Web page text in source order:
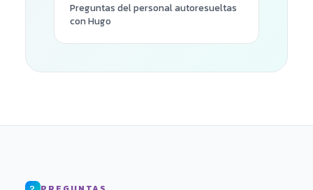
Preguntas del personal autoresueltas
con Hugo